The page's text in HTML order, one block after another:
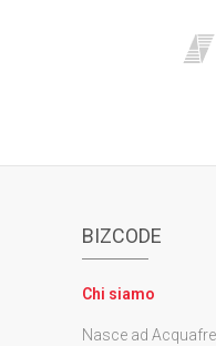
BIZCODE
Chi siamo
Nasce ad